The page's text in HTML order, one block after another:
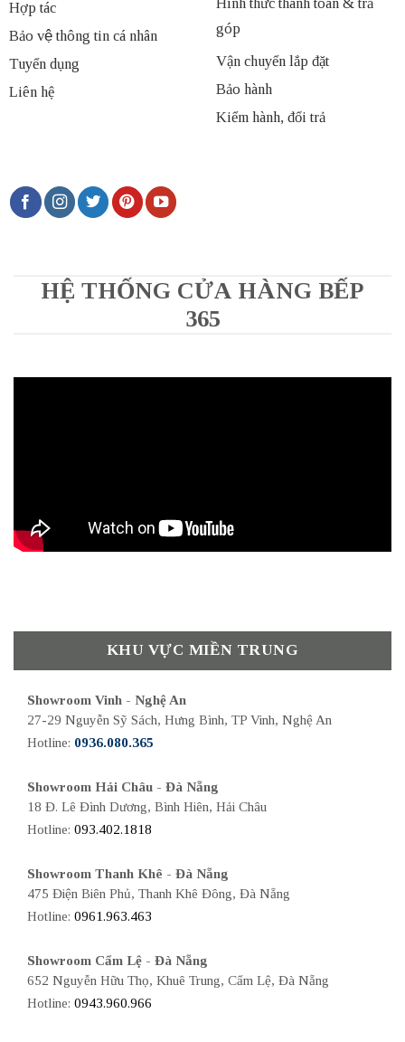
Hợp tác
Bảo vệ thông tin cá nhân
Tuyển dụng
Liên hệ
góp
Vận chuyển lắp đặt
Bảo hành
Kiểm hành, đổi trả
HỆ THỐNG CỬA HÀNG BẾP
365
KHU VỰC MIỀN TRUNG
Showroom Vinh - Nghệ An
27-29 Nguyễn Sỹ Sách, Hưng Bình, TP Vinh, Nghệ An
Hotline: 0936.080.365
Showroom Hải Châu - Đà Nẵng
18 Đ. Lê Đình Dương, Bình Hiên, Hải Châu
Hotline: 093.402.1818
Showroom Thanh Khê - Đà Nẵng
475 Điện Biên Phủ, Thanh Khê Đông, Đà Nẵng
Hotline: 0961.963.463
Showroom Cẩm Lệ - Đà Nẵng
652 Nguyễn Hữu Thọ, Khuê Trung, Cẩm Lệ, Đà Nẵng
Hotline: 0943.960.966